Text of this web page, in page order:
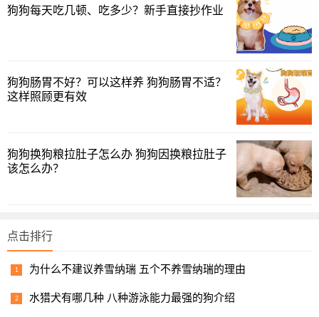
1 2 3 4 下一页
狗狗每天吃几顿、吃多少？新手直接抄作业
狗狗肠胃不好？可以这样养 狗狗肠胃不适？
这样照顾更有效
狗狗换狗粮拉肚子怎么办 狗狗因换粮拉肚子
该怎么办？
点击排行
为什么不建议养雪纳瑞 五个不养雪纳瑞的理由
水猎犬有哪几种 八种游泳能力最强的狗介绍